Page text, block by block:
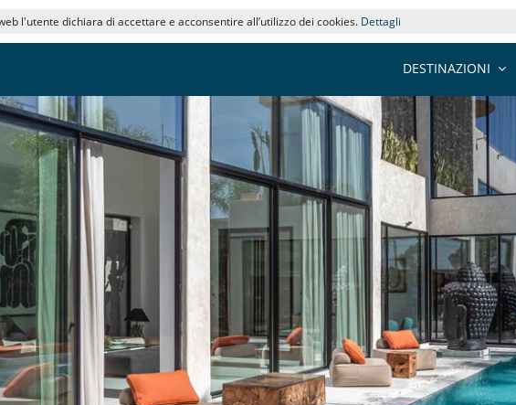
l'utente dichiara di accettare e acconsentire all’utilizzo dei cookies. Dettagli
DESTINAZIONI